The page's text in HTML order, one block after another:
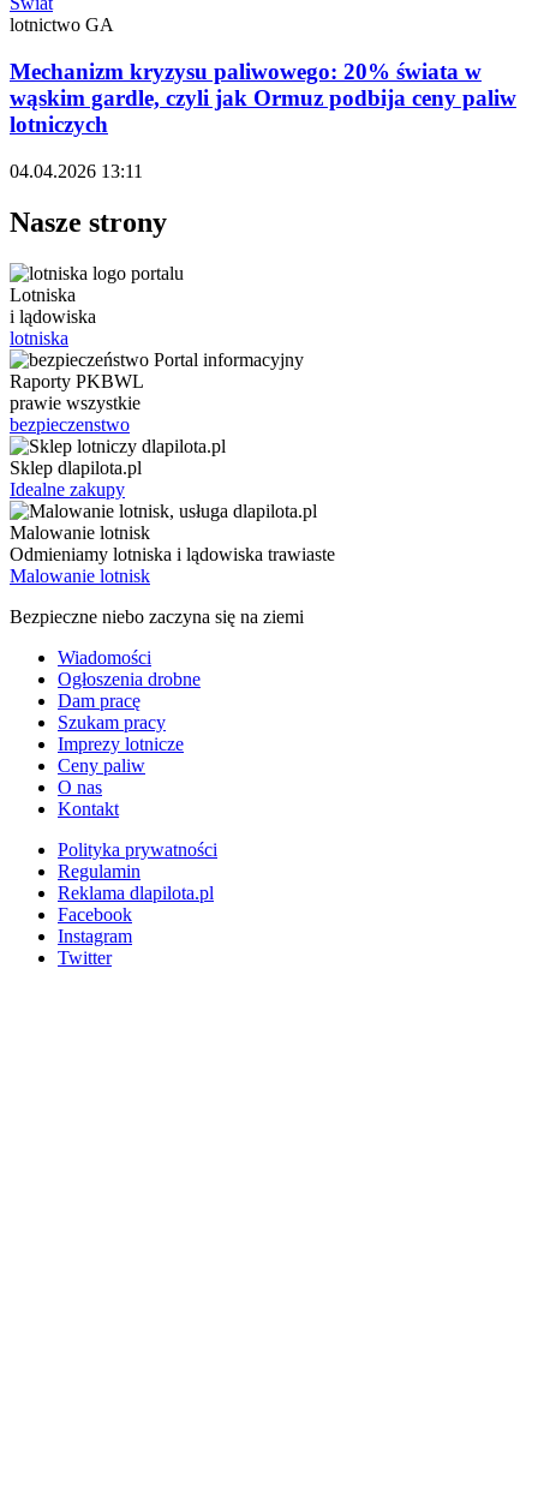
lotnictwo GA
Mechanizm kryzysu paliwowego: 20% świata w
wąskim gardle, czyli jak Ormuz podbija ceny paliw
lotniczych
04.04.2026 13:11
Nasze strony
Lotniska
i lądowiska
lotniska
Raporty PKBWL
prawie wszystkie
bezpieczenstwo
Sklep dlapilota.pl
Idealne zakupy
Malowanie lotnisk
Odmieniamy lotniska i lądowiska trawiaste
Malowanie lotnisk
Bezpieczne niebo zaczyna się na ziemi
Wiadomości
Ogłoszenia drobne
Dam pracę
Szukam pracy
Imprezy lotnicze
Ceny paliw
O nas
Kontakt
Polityka prywatności
Regulamin
Reklama dlapilota.pl
Facebook
Instagram
Twitter